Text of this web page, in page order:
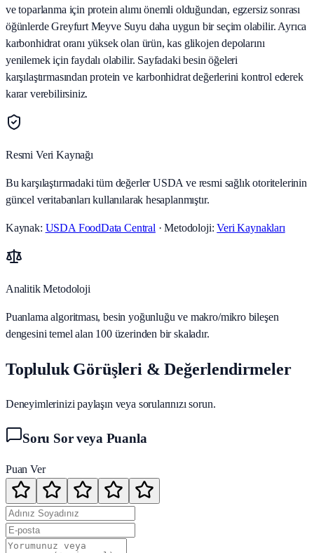
ve toparlanma için protein alımı önemli olduğundan, egzersiz sonrası
öğünlerde Greyfurt Meyve Suyu daha uygun bir seçim olabilir. Ayrıca
karbonhidrat oranı yüksek olan ürün, kas glikojen depolarını
yenilemek için faydalı olabilir. Sayfadaki besin öğeleri
karşılaştırmasından protein ve karbonhidrat değerlerini kontrol ederek
karar verebilirsiniz.
Resmi Veri Kaynağı
Bu karşılaştırmadaki tüm değerler USDA ve resmi sağlık otoritelerinin
güncel veritabanları kullanılarak hesaplanmıştır.
Kaynak: USDA FoodData Central · Metodoloji:Veri Kaynakları
Analitik Metodoloji
Puanlama algoritması, besin yoğunluğu ve makro/mikro bileşen
dengesini temel alan 100 üzerinden bir skaladır.
Topluluk Görüşleri & Değerlendirmeler
Deneyimlerinizi paylaşın veya sorularınızı sorun.
Soru Sor veya Puanla
Puan Ver